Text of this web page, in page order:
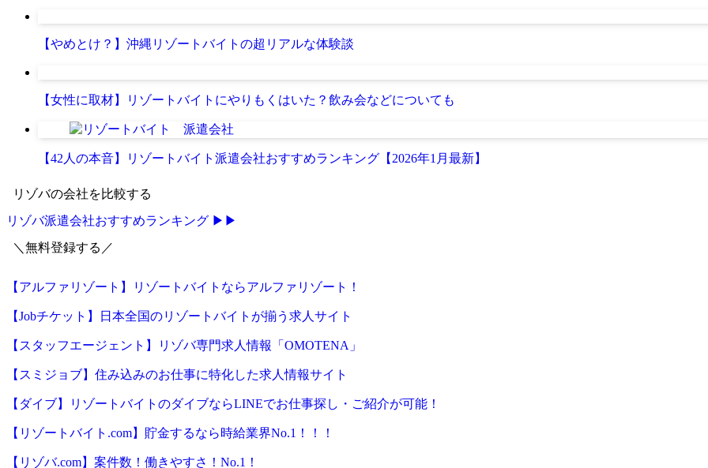
【やめとけ？】沖縄リゾートバイトの超リアルな体験談
【女性に取材】リゾートバイトにやりもくはいた？飲み会などについても
【42人の本音】リゾートバイト派遣会社おすすめランキング【2026年1月最新】
リゾバの会社を比較する
リゾバ派遣会社おすすめランキング ▶▶
＼無料登録する／
【アルファリゾート】リゾートバイトならアルファリゾート！
【Jobチケット】日本全国のリゾートバイトが揃う求人サイト
【スタッフエージェント】リゾバ専門求人情報「OMOTENA」
【スミジョブ】住み込みのお仕事に特化した求人情報サイト
【ダイブ】リゾートバイトのダイブならLINEでお仕事探し・ご紹介が可能！
【リゾートバイト.com】貯金するなら時給業界No.1！！！
【リゾバ.com】案件数！働きやすさ！No.1！